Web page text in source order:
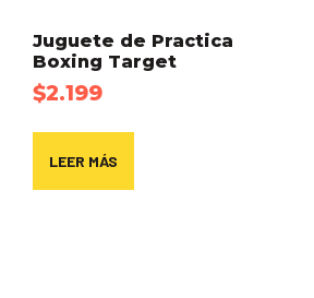
Juguete de Practica
Boxing Target
$2.199
LEER MÁS